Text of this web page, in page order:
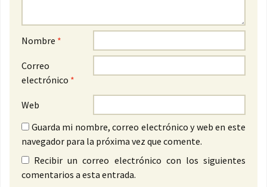
Nombre *
Correo
electrónico *
Web
Guarda mi nombre, correo electrónico y web en este
navegador para la próxima vez que comente.
Recibir un correo electrónico con los siguientes
comentarios a esta entrada.